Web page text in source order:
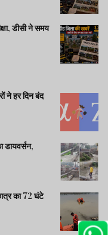
डीसी ने समय
ने हर दिन बंद
डायवर्सन,
का 72 घंटे